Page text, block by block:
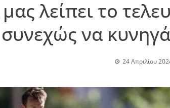
λείπει το
συνεχώς να
24 Απριλίου